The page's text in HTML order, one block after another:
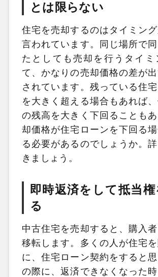
とは限らない
住宅を売却するのはタイミン
言われています。同じ場所で
たとしても売却を行うタイミ
て、かなりの売却価格の差が
されています。残っている住
を大きく超える場合もあれば
の残高を大きく下回ることも
却価格が住宅ローンを下回る
る必要があるのでしょうか。
きましょう。
即時返済をして抵当
る
中古住宅を売却すると、購入
移転します。多くの人が住宅
に、住宅ローン契約をすると
の際に、返済できなくなった